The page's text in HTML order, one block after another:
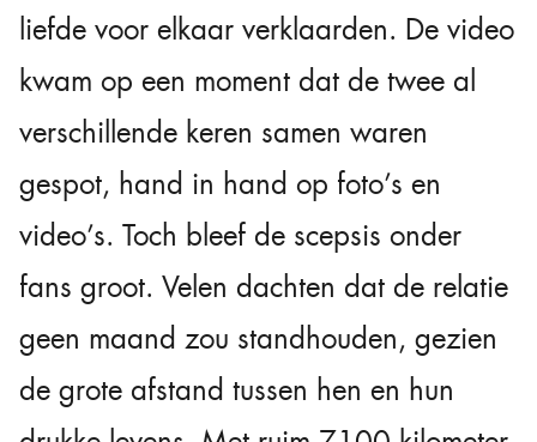
liefde voor elkaar verklaarden. De video
kwam op een moment dat de twee al
verschillende keren samen waren
gespot, hand in hand op foto’s en
video’s. Toch bleef de scepsis onder
fans groot. Velen dachten dat de relatie
geen maand zou standhouden, gezien
de grote afstand tussen hen en hun